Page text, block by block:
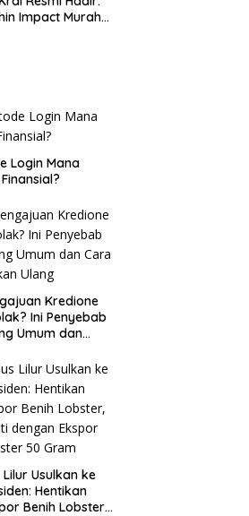
Impact Murah
Login Mana
Kredione
Ini Penyebab
Umum dan
Lilur Usulkan ke
Hentikan
Benih Lobster,